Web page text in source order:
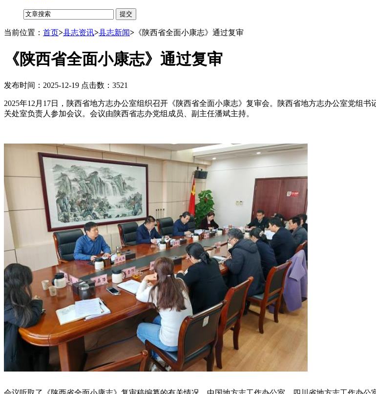
当前位置： 首页>县志资讯>县志新闻> 《陕西省全面小康志》通过复审
《陕西省全面小康志》通过复审
发布时间：2025-12-19 点击数：3521
2025年12月17日，陕西省地方志办公室组织召开《陕西省全面小康志》复审会。陕西省地方志办公室党组
关处室负责人参加会议。会议由陕西省志办党组成员、副主任潘斌主持。